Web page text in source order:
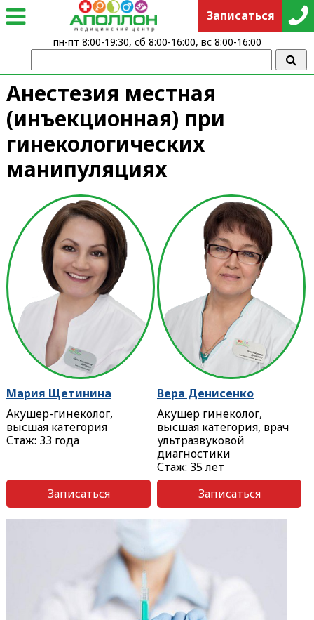
Анестезия местная
(инъекционная) при
гинекологических
манипуляциях
Мария Щетинина
Акушер-гинеколог,
высшая категория
Стаж: 33 года
Записаться
Вера Денисенко
Акушер гинеколог,
высшая категория, врач
ультразвуковой
диагностики
Стаж: 35 лет
Записаться
Записаться
пн-пт 8:00-19:30, сб 8:00-16:00, вс 8:00-16:00